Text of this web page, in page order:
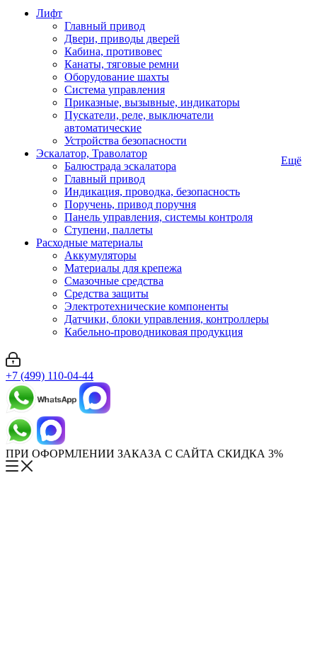
Лифт
Главный привод
Двери, приводы дверей
Кабина, противовес
Канаты, тяговые ремни
Оборудование шахты
Система управления
Приказные, вызывные, индикаторы
Пускатели, реле, выключатели
автоматические
Устройства безопасности
Эскалатор, Траволатор
Балюстрада эскалатора
Главный привод
Индикация, проводка, безопасность
Поручень, привод поручня
Панель управления, системы контроля
Ступени, паллеты
Расходные материалы
Аккумуляторы
Материалы для крепежа
Смазочные средства
Средства защиты
Электротехнические компоненты
Датчики, блоки управления, контроллеры
Кабельно-проводниковая продукция
Ещё
+7 (499) 110-04-44
ПРИ ОФОРМЛЕНИИ ЗАКАЗА С САЙТА СКИДКА 3%